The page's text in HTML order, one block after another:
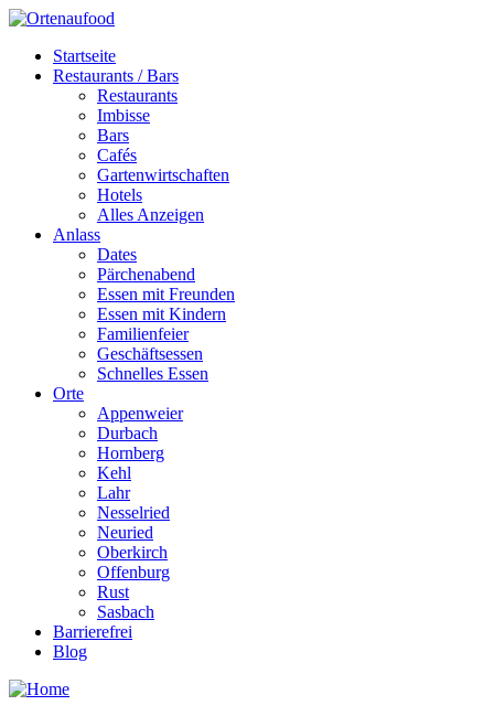
Startseite
Restaurants / Bars
Restaurants
Imbisse
Bars
Cafés
Gartenwirtschaften
Hotels
Alles Anzeigen
Anlass
Dates
Pärchenabend
Essen mit Freunden
Essen mit Kindern
Familienfeier
Geschäftsessen
Schnelles Essen
Orte
Appenweier
Durbach
Hornberg
Kehl
Lahr
Nesselried
Neuried
Oberkirch
Offenburg
Rust
Sasbach
Barrierefrei
Blog